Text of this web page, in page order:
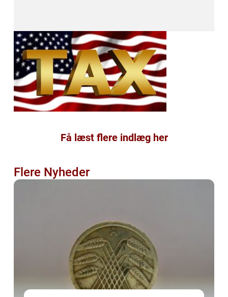
Få læst flere indlæg her
Flere Nyheder